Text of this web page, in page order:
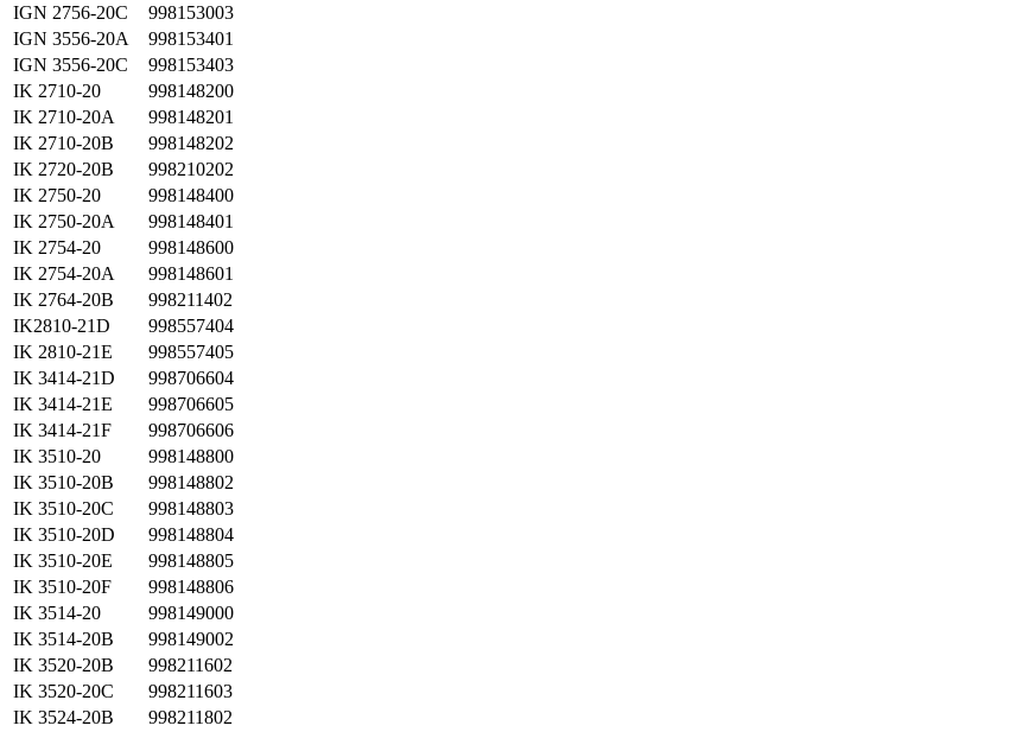
IGN 2756-20C
998153003
IGN 3556-20A
998153401
IGN 3556-20C
998153403
IK 2710-20
998148200
IK 2710-20A
998148201
IK 2710-20B
998148202
IK 2720-20B
998210202
IK 2750-20
998148400
IK 2750-20A
998148401
IK 2754-20
998148600
IK 2754-20A
998148601
IK 2764-20B
998211402
IK2810-21D
998557404
IK 2810-21E
998557405
IK 3414-21D
998706604
IK 3414-21E
998706605
IK 3414-21F
998706606
IK 3510-20
998148800
IK 3510-20B
998148802
IK 3510-20C
998148803
IK 3510-20D
998148804
IK 3510-20E
998148805
IK 3510-20F
998148806
IK 3514-20
998149000
IK 3514-20B
998149002
IK 3520-20B
998211602
IK 3520-20C
998211603
IK 3524-20B
998211802